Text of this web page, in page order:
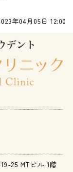
年04月05日 12:00
25 MTビル 1階